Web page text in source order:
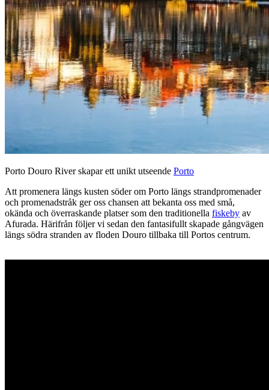
Porto Douro River skapar ett unikt utseende Porto
Att promenera längs kusten söder om Porto längs strandpromenader
och promenadstråk ger oss chansen att bekanta oss med små,
okända och överraskande platser som den traditionella fiskeby av
Afurada. Härifrån följer vi sedan den fantasifullt skapade gångvägen
längs södra stranden av floden Douro tillbaka till Portos centrum.